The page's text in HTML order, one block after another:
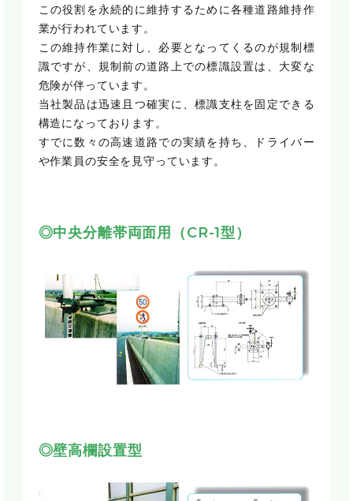
この役割を永続的に維持するために各種道路維持作
業が行われています。
この維持作業に対し、必要となってくるのが規制標
識ですが、規制前の道路上での標識設置は、大変な
危険が伴っています。
当社製品は迅速且つ確実に、標識支柱を固定できる
構造になっております。
すでに数々の高速道路での実績を持ち、ドライバー
や作業員の安全を見守っています。
◎中央分離帯両面用（CR-1型）
◎壁高欄設置型